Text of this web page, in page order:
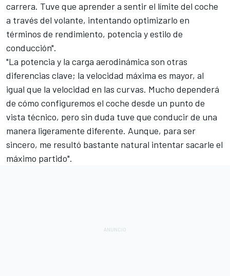
carrera. Tuve que aprender a sentir el límite del coche
a través del volante, intentando optimizarlo en
términos de rendimiento, potencia y estilo de
conducción".
"La potencia y la carga aerodinámica son otras
diferencias clave; la velocidad máxima es mayor, al
igual que la velocidad en las curvas. Mucho dependerá
de cómo configuremos el coche desde un punto de
vista técnico, pero sin duda tuve que conducir de una
manera ligeramente diferente. Aunque, para ser
sincero, me resultó bastante natural intentar sacarle el
máximo partido".